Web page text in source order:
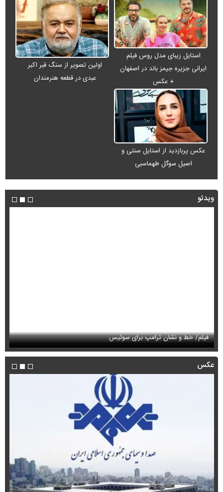
استایل زیبای مدل روس فیلم
ایرانی جزیره جیمز باند در اصفهان
+ عکس
اولین تصویر از سنگ قبر اکبر
عبدی در قطعه هنرمندان
عکس پربازدید از استایل سنتی و
اصیل سوگل طهماسبی
ویدئو
فیلم/ خط و نشان ترامپ برای سوئیس
عکس